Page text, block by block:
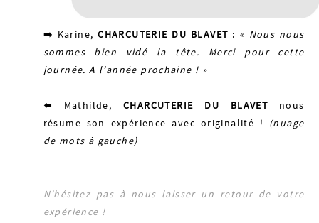
➡️ Karine,CHARCUTERIE DU BLAVET : « Nous nous
sommes bien vidé la tête. Merci pour cette
journée. A l’année prochaine ! »
⬅️ Mathilde,CHARCUTERIE DU BLAVET nous
résume son expérience avec originalité ! (nuage
de mots à gauche)
N'hésitez pas à nous laisser un retour de votre
expérience !